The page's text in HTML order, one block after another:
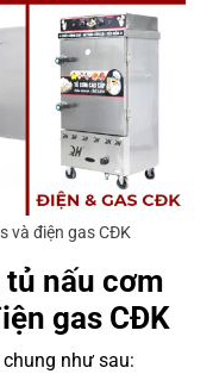
và điện gas CĐK
nấu cơm
gas CĐK
như sau: